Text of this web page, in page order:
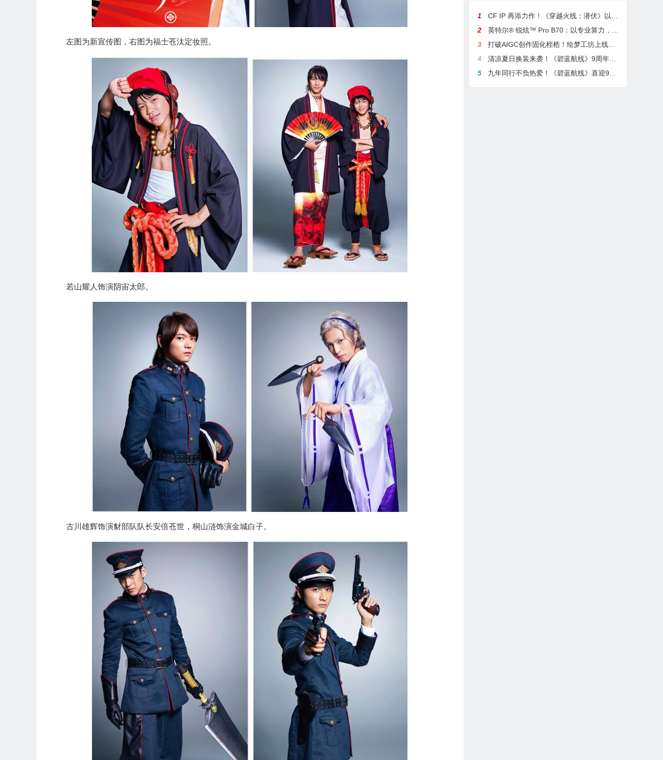
左图为新宣传图，右图为福士苍汰定妆照。
若山耀人饰演阴宙太郎。
古川雄辉饰演豺部队队长安倍苍世，桐山涟饰演金城白子。
1
CF IP 再添力作！《穿越火线：潜伏》以3A叙事重塑战术潜行玩法
2
英特尔® 锐炫™ Pro B70：以专业算力，解锁本地化AI部署与生产力新基准
3
打破AIGC创作固化桎梏！绘梦工坊上线绘梦画布dreamo赋能全场景自由创作
4
清凉夏日换装来袭！《碧蓝航线》9周年庆典活动第二弹今日正式上线
5
九年同行不负热爱！《碧蓝航线》喜迎9周岁生日 双向奔赴共赴新程